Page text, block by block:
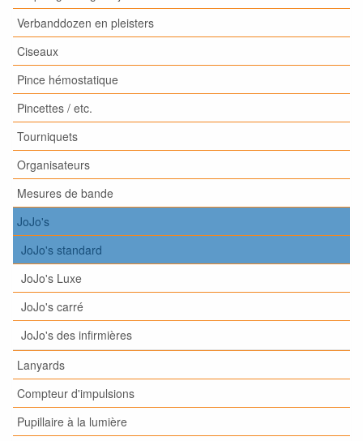
Verbanddozen en pleisters
Ciseaux
Pince hémostatique
Pincettes / etc.
Tourniquets
Organisateurs
Mesures de bande
JoJo's
JoJo's standard
JoJo's Luxe
JoJo's carré
JoJo's des infirmières
Lanyards
Compteur d'impulsions
Pupillaire à la lumière